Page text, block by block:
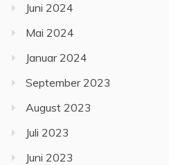
Juni 2024
Mai 2024
Januar 2024
September 2023
August 2023
Juli 2023
Juni 2023